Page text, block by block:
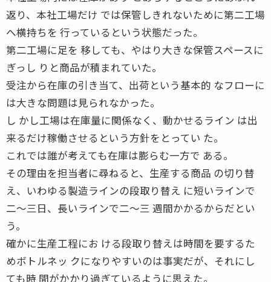
返り、本社工場だけ では保管しきれないために第二工場
へ横持ちを 行っているという状態だった。
第二工場に足を 移しても、やはり大きな保管スペースに
ぎっし りと商品が積まれていた。
受注から在庫の引き当て、出荷という基本的 なフローに
は大きな問題は見られなかった。
し かし工場は在庫量に関係なく、動かせるライン は出
来るだけ稼働させるという方針をとってい た。
これでは誰が考えても在庫は膨らむ一方で ある。
その理由を担当者に尋ねると、生産する商品 の切り替
え、いわゆる製造ラインの段取り替え に短いラインで
二〜三日、長いラインで二〜三 週間かかるからだとい
う。
確かに生産工程にお ける段取り替えは時間を要するた
めボトルネッ クになりやすいのは事実だが、それにし
ても時 間がかかり過ぎているように思えた。